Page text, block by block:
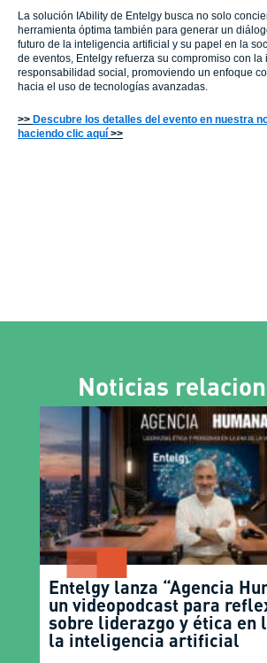
La solución IAbility de Entelgy busca no solo
herramienta óptima también para generar un
futuro de la inteligencia artificial y su papel en la
de eventos, Entelgy refuerza su compromiso con la
responsabilidad social, promoviendo un enfoque
hacia el uso de tecnologías avanzadas.
>> Descubre los detalles del evento en nuestra
haciendo clic aquí >>
Noticias
Entelgy lanza “Agencia
un videopodcast para
sobre liderazgo y ética en
la inteligencia artificial